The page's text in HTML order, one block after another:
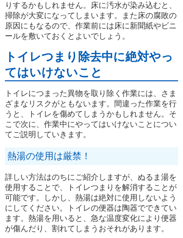
りするかもしれません。床に汚水が染み込むと、
掃除が大変になってしまいます。また床の腐敗の
原因にもなるので、作業前には床に新聞紙やビニ
ールを敷いておくとよいでしょう。
トイレつまり除去中に絶対やっ
てはいけないこと
トイレにつまった異物を取り除く作業には、さま
ざまなリスクがともないます。間違った作業を行
うと、トイレを傷めてしまうかもしれません。そ
こで次に、作業中にやってはいけないことについ
てご説明していきます。
熱湯の使用は厳禁！
詳しい方法はのちにご紹介しますが、ぬるま湯を
使用することで、トイレつまりを解消することが
可能です。しかし、熱湯は絶対に使用しないよう
にしてください。トイレの便器は陶器でできてい
ます。熱湯を用いると、急な温度変化により便器
が傷んだり、割れてしまうおそれがあります。